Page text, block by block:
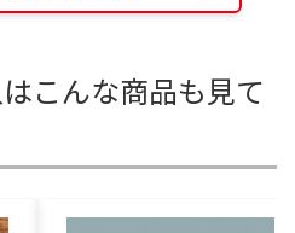
こんな商品も見て